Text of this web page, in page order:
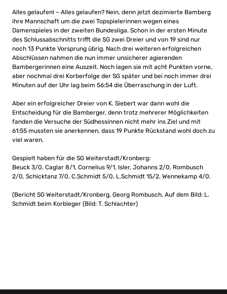
Alles gelaufen! – Alles gelaufen? Nein, denn jetzt dezimierte Bamberg
ihre Mannschaft um die zwei Topspielerinnen wegen eines
Damenspieles in der zweiten Bundesliga. Schon in der ersten Minute
des Schlussabschnitts trifft die SG zwei Dreier und von 19 sind nur
noch 13 Punkte Vorsprung übrig. Nach drei weiteren erfolgreichen
Abschlüssen nahmen die nun immer unsicherer agierenden
Bambergerinnen eine Auszeit. Noch lagen sie mit acht Punkten vorne,
aber nochmal drei Korberfolge der SG später und bei noch immer drei
Minuten auf der Uhr lag beim 56:54 die Überraschung in der Luft.
Aber ein erfolgreicher Dreier von K. Siebert war dann wohl die
Entscheidung für die Bamberger, denn trotz mehrerer Möglichkeiten
fanden die Versuche der Südhessinnen nicht mehr ins Ziel und mit
61:55 mussten sie anerkennen, dass 19 Punkte Rückstand wohl doch zu
viel waren.
Gespielt haben für die SG Weiterstadt/Kronberg:
Beuck 3/0, Caglar 8/1, Cornelius 9/1, Isler, Johanns 2/0, Rombusch
2/0, Schicktanz 7/0, C.Schmidt 5/0, L.Schmidt 15/2, Wennekamp 4/0.
(Bericht SG Weiterstadt/Kronberg, Georg Rombusch, Auf dem Bild: L.
Schmidt beim Korbleger (Bild: T. Schlachter)